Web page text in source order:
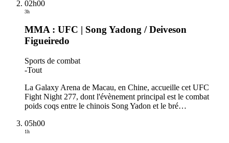
02h00
3h
MMA : UFC | Song Yadong / Deiveson
Figueiredo
Sports de combat
-Tout
La Galaxy Arena de Macau, en Chine, accueille cet UFC
Fight Night 277, dont l'évènement principal est le combat
poids coqs entre le chinois Song Yadon et le bré…
05h00
1h